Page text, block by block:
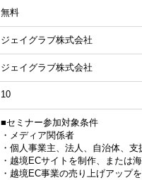
無料
ジェイグラブ株式会社
ジェイグラブ株式会社
10
■セミナー参加対象条件
・メディア関係者
・個人事業主、法人、自治体、
・越境ECサイトを制作、または
・越境EC事業の売り上げアップ